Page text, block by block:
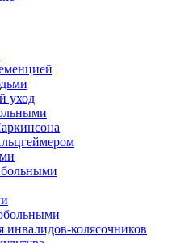
уход
больными
инвалидов-колясочников